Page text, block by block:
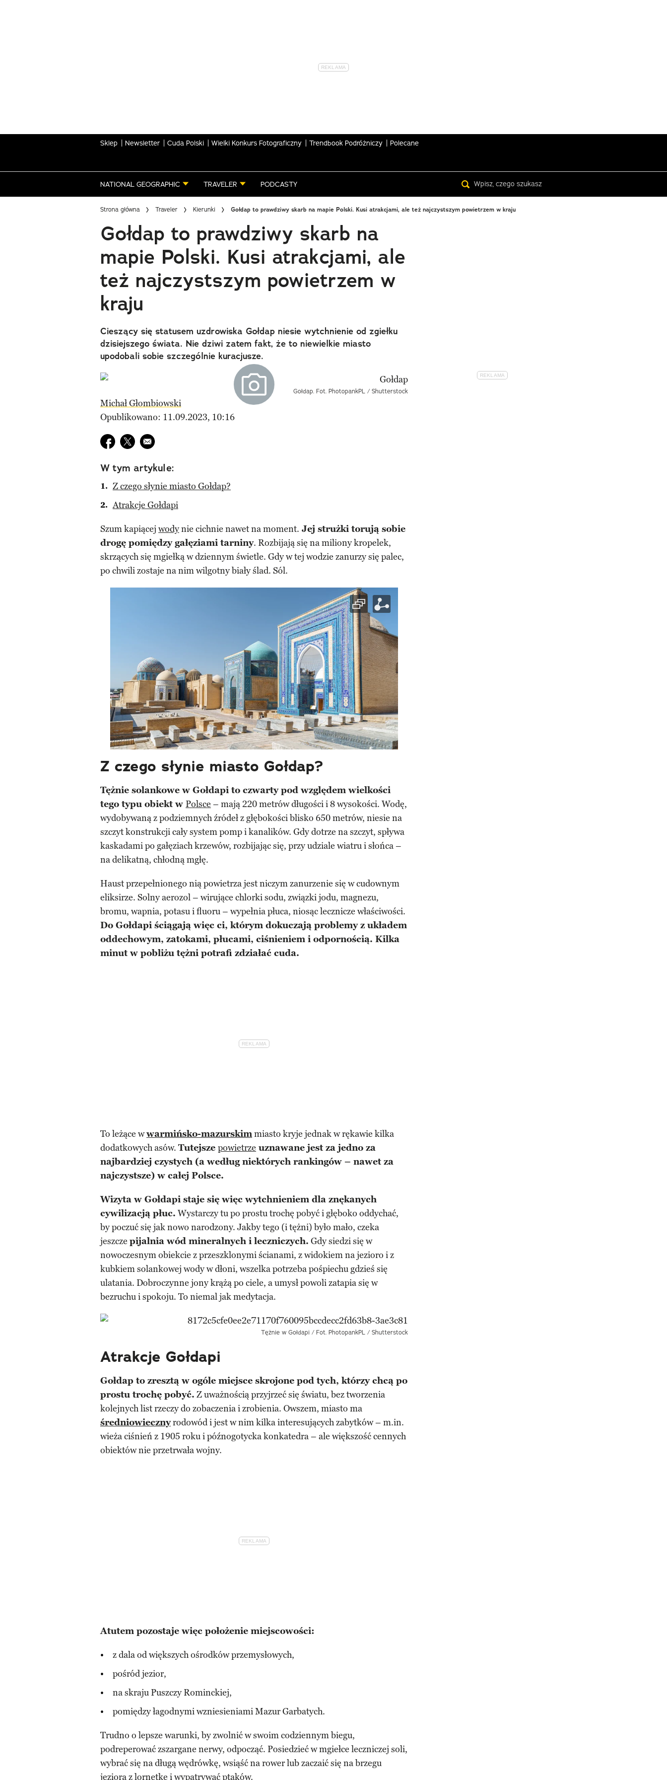
Sklep Newsletter Cuda Polski Wielki Konkurs Fotograficzny Trendbook Podróżniczy Polecane
NATIONAL GEOGRAPHIC TRAVELER PODCASTY
Strona główna Traveler Kierunki Gołdap to prawdziwy skarb na mapie Polski. Kusi atrakcjami, ale też najczystszym powietrzem w kraju
Gołdap to prawdziwy skarb na
mapie Polski. Kusi atrakcjami, ale
też najczystszym powietrzem w
kraju
Cieszący się statusem uzdrowiska Gołdap niesie wytchnienie od zgiełku
dzisiejszego świata. Nie dziwi zatem fakt, że to niewielkie miasto
upodobali sobie szczególnie kuracjusze.
Gołdap. Fot. PhotopankPL / Shutterstock
Michał Głombiowski
Opublikowano: 11.09.2023, 10:16
Udostępnij na facebook
Udostępnij na twitter
E-mail do przyjaciela
W tym artykule:
Z czego słynie miasto Gołdap?
Atrakcje Gołdapi
Szum kapiącej wodynie cichnie nawet na moment. Jej strużki torują sobie
drogę pomiędzy gałęziami tarniny. Rozbijają się na miliony kropelek,
skrzących się mgiełką w dziennym świetle. Gdy w tej wodzie zanurzy się palec,
po chwili zostaje na nim wilgotny biały ślad. Sól.
Z czego słynie miasto Gołdap?
Tężnie solankowe w Gołdapi to czwarty pod względem wielkości
tego typu obiekt w Polsce – mają 220 metrów długości i 8 wysokości. Wodę,
wydobywaną z podziemnych źródeł z głębokości blisko 650 metrów, niesie na
szczyt konstrukcji cały system pomp i kanalików. Gdy dotrze na szczyt, spływa
kaskadami po gałęziach krzewów, rozbijając się, przy udziale wiatru i słońca –
na delikatną, chłodną mgłę.
Haust przepełnionego nią powietrza jest niczym zanurzenie się w cudownym
eliksirze. Solny aerozol – wirujące chlorki sodu, związki jodu, magnezu,
bromu, wapnia, potasu i fluoru – wypełnia płuca, niosąc lecznicze właściwości.
Do Gołdapi ściągają więc ci, którym dokuczają problemy z układem
oddechowym, zatokami, płucami, ciśnieniem i odpornością. Kilka
minut w pobliżu tężni potrafi zdziałać cuda.
To leżące wwarmińsko-mazurskimmiasto kryje jednak w rękawie kilka
dodatkowych asów. Tutejsze powietrze uznawane jest za jedno za
najbardziej czystych (a według niektórych rankingów – nawet za
najczystsze) w całej Polsce.
Wizyta w Gołdapi staje się więc wytchnieniem dla znękanych
cywilizacją płuc. Wystarczy tu po prostu trochę pobyć i głęboko oddychać,
by poczuć się jak nowo narodzony. Jakby tego (i tężni) było mało, czeka
jeszcze pijalnia wód mineralnych i leczniczych. Gdy siedzi się w
nowoczesnym obiekcie z przeszklonymi ścianami, z widokiem na jezioro i z
kubkiem solankowej wody w dłoni, wszelka potrzeba pośpiechu gdzieś się
ulatania. Dobroczynne jony krążą po ciele, a umysł powoli zatapia się w
bezruchu i spokoju. To niemal jak medytacja.
Tężnie w Gołdapi / Fot. PhotopankPL / Shutterstock
Atrakcje Gołdapi
Gołdap to zresztą w ogóle miejsce skrojone pod tych, którzy chcą po
prostu trochę pobyć. Z uważnością przyjrzeć się światu, bez tworzenia
kolejnych list rzeczy do zobaczenia i zrobienia. Owszem, miasto ma
średniowiecznyrodowód i jest w nim kilka interesujących zabytków – m.in.
wieża ciśnień z 1905 roku i późnogotycka konkatedra – ale większość cennych
obiektów nie przetrwała wojny.
Atutem pozostaje więc położenie miejscowości:
z dala od większych ośrodków przemysłowych,
pośród jezior,
na skraju Puszczy Rominckiej,
pomiędzy łagodnymi wzniesieniami Mazur Garbatych.
Trudno o lepsze warunki, by zwolnić w swoim codziennym biegu,
podreperować zszargane nerwy, odpocząć. Posiedzieć w mgiełce leczniczej soli,
wybrać się na długą wędrówkę, wsiąść na rower lub zaczaić się na brzegu
jeziora z lornetkę i wypatrywaćptaków.